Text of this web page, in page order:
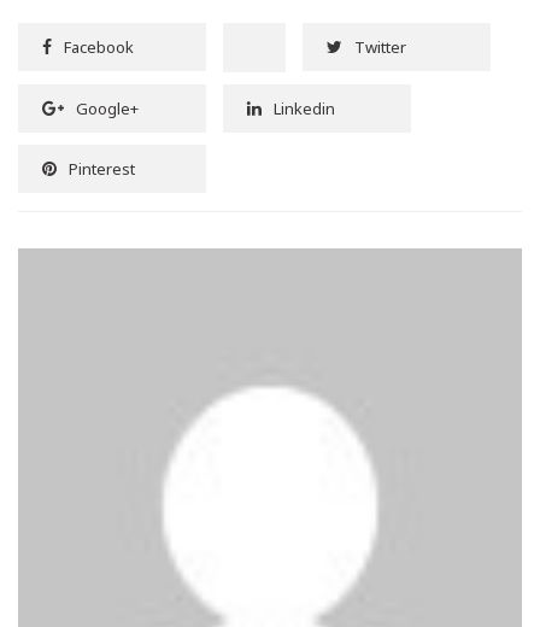
Facebook Twitter
Google+ Linkedin
Pinterest